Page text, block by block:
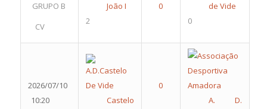
GRUPO B
CV
João I
2
de Vide
0
2026/07/10
10:20
Castelo
A. D.